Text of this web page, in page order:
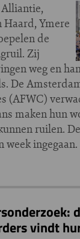
Alliantie,
Haard, Ymere
de
Zij
weg en
De
(AFWC)
maken hun
ruilen.
week ingegaan.
vindt